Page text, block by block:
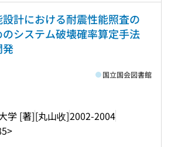
計における耐震性能照査の
のシステム破壊確率算定手法
発
学 [著][丸山收]2002-2004
国立国会図書館